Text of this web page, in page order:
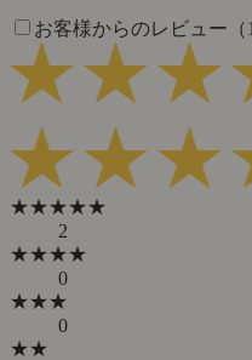
お客様からのレビュー（
★★★★★
2
★★★★
0
★★★
0
★★